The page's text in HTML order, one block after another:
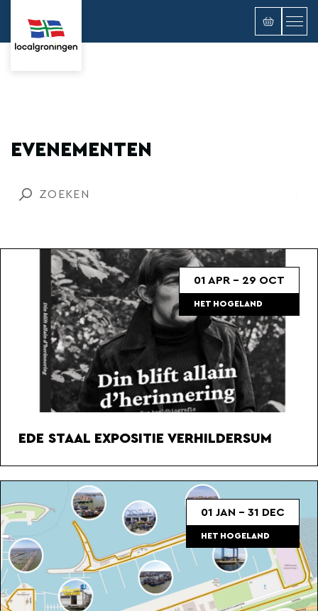
EVENEMENTEN
01 APR - 29 OCT
HET HOGELAND
EDE STAAL EXPOSITIE VERHILDERSUM
01 JAN - 31 DEC
HET HOGELAND